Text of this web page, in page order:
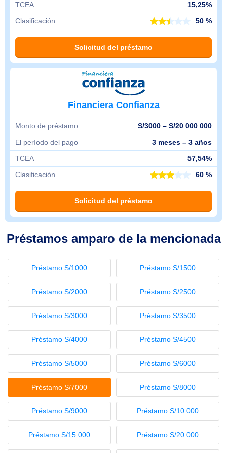
TCEA
15,25%
Clasificación
50 %
Solicitud del préstamo
Financiera Confianza
Monto de préstamo
S/3000 – S/20 000 000
El período del pago
3 meses – 3 años
TCEA
57,54%
Clasificación
60 %
Solicitud del préstamo
Préstamos amparo de la mencionada
Préstamo S/1000 Préstamo S/1500
Préstamo S/2000 Préstamo S/2500
Préstamo S/3000 Préstamo S/3500
Préstamo S/4000 Préstamo S/4500
Préstamo S/5000 Préstamo S/6000
Préstamo S/7000 Préstamo S/8000
Préstamo S/9000 Préstamo S/10 000
Préstamo S/15 000 Préstamo S/20 000